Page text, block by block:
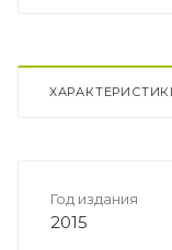
Год издания
2015